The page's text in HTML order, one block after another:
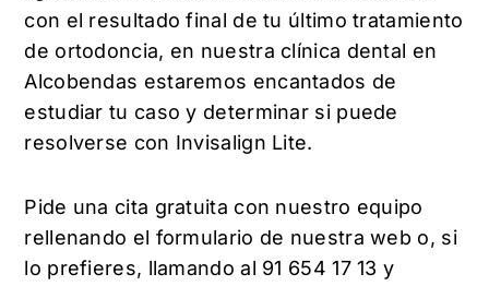
con el resultado final de tu último tratamiento
de ortodoncia, en nuestra clínica dental en
Alcobendas estaremos encantados de
estudiar tu caso y determinar si puede
resolverse con Invisalign Lite.
Pide una cita gratuita con nuestro equipo
rellenando el formulario de nuestra web o, si
lo prefieres, llamando al 91 654 17 13 y